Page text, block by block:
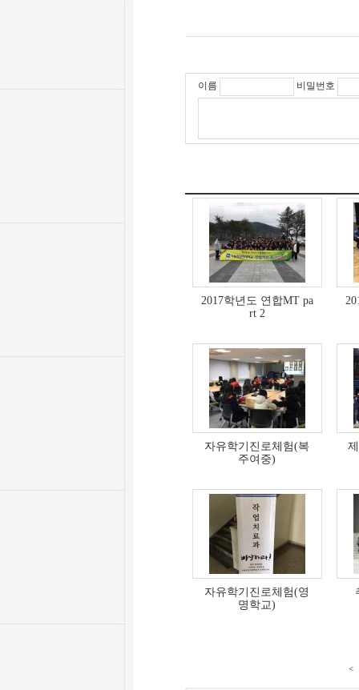
이름 비밀번호
2017학년도 연합MT pa
rt 2
자유학기진로체험(복
주여중)
자유학기진로체험(영
명학교)
<